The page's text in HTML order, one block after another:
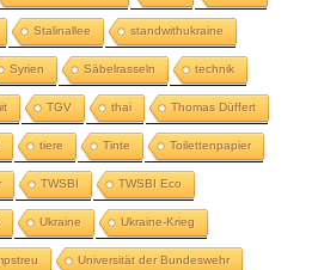
Stalinallee standwithukraine
Syrien Säbelrasseln technik
TGV thai Thomas Düffert
tiere Tinte Toilettenpapier
TWSBI TWSBI Eco
Ukraine Ukraine-Krieg
Universität der Bundeswehr